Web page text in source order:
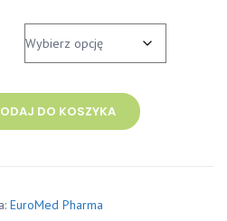
DO KOSZYKA
EuroMed Pharma